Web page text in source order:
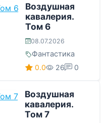
Воздушная
кавалерия.
Том 6
08.07.2026
Фантастика
0.0 26 0
Воздушная
кавалерия.
Том 7